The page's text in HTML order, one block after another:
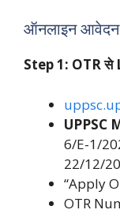
ऑनलाइन आवेदन
Step 1: OTR से
UPPSC
6/E-1/
22/12/
“Apply
OTR